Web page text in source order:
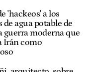
'hackeos' a los
de agua potable de
guerra moderna que
Irán como